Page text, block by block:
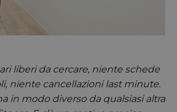
liberi da cercare, niente schede
niente cancellazioni last minute.
in modo diverso da qualsiasi altra